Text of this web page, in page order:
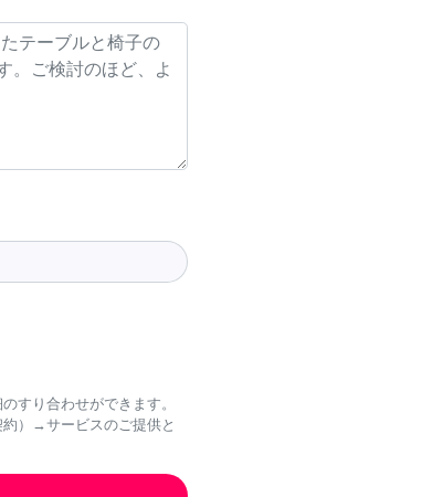
すり合わせができます。
）→サービスのご提供と